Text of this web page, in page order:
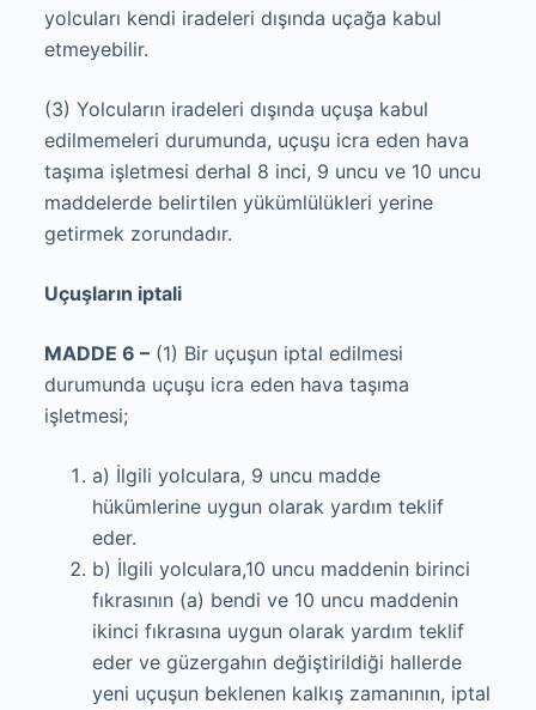
yolcuları kendi iradeleri dışında uçağa kabul
etmeyebilir.
(3) Yolcuların iradeleri dışında uçuşa kabul
edilmemeleri durumunda, uçuşu icra eden hava
taşıma işletmesi derhal 8 inci, 9 uncu ve 10 uncu
maddelerde belirtilen yükümlülükleri yerine
getirmek zorundadır.
Uçuşların iptali
MADDE 6 –(1) Bir uçuşun iptal edilmesi
durumunda uçuşu icra eden hava taşıma
işletmesi;
a) İlgili yolculara, 9 uncu madde
hükümlerine uygun olarak yardım teklif
eder.
b) İlgili yolculara,10 uncu maddenin birinci
fıkrasının (a) bendi ve 10 uncu maddenin
ikinci fıkrasına uygun olarak yardım teklif
eder ve güzergahın değiştirildiği hallerde
yeni uçuşun beklenen kalkış zamanının, iptal